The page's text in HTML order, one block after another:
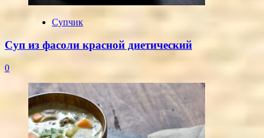
Супчик
Суп из фасоли красной диетический
0